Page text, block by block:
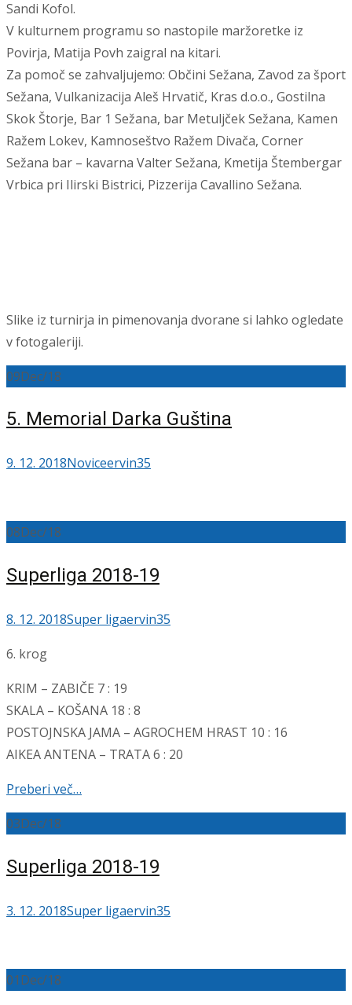
Sandi Kofol.
V kulturnem programu so nastopile maržoretke iz
Povirja, Matija Povh zaigral na kitari.
Za pomoč se zahvaljujemo: Občini Sežana, Zavod za šport
Sežana, Vulkanizacija Aleš Hrvatič, Kras d.o.o., Gostilna
Skok Štorje, Bar 1 Sežana, bar Metuljček Sežana, Kamen
Ražem Lokev, Kamnoseštvo Ražem Divača, Corner
Sežana bar – kavarna Valter Sežana, Kmetija Štembergar
Vrbica pri Ilirski Bistrici, Pizzerija Cavallino Sežana.
Slike iz turnirja in pimenovanja dvorane si lahko ogledate
v fotogaleriji.
09Dec/18
5. Memorial Darka Guština
9. 12. 2018Noviceervin35
08Dec/18
Superliga 2018-19
8. 12. 2018Super ligaervin35
6. krog
KRIM – ZABIČE 7 : 19
SKALA – KOŠANA 18 : 8
POSTOJNSKA JAMA – AGROCHEM HRAST 10 : 16
AIKEA ANTENA – TRATA 6 : 20
Preberi več…
03Dec/18
Superliga 2018-19
3. 12. 2018Super ligaervin35
01 Dec/18